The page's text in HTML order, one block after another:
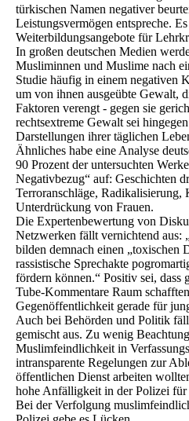
türkischen Namen negativer
Leistungsvermögen entspreche.
Weiterbildungsangebote für
In großen deutschen Medien
Musliminnen und Muslime nach
Studie häufig in einem negativen
um von ihnen ausgeübte Gewalt,
Faktoren verengt - gegen sie
rechtsextreme Gewalt sei
Darstellungen ihrer täglichen
Ähnliches habe eine Analyse
90 Prozent der untersuchten
Negativbezug“ auf: Geschichten
Terroranschläge, Radikalisierung,
Unterdrückung von Frauen.
Die Expertenbewertung von
Netzwerken fällt vernichtend aus:
bilden demnach einen „toxischen
rassistische Sprechakte
fördern können.“ Positiv sei, dass
Tube-Kommentare Raum
Gegenöffentlichkeit gerade für
Auch bei Behörden und Politik
gemischt aus. Zu wenig
Muslimfeindlichkeit in
intransparente Regelungen zur
öffentlichen Dienst arbeiten
hohe Anfälligkeit in der Polizei
Bei der Verfolgung